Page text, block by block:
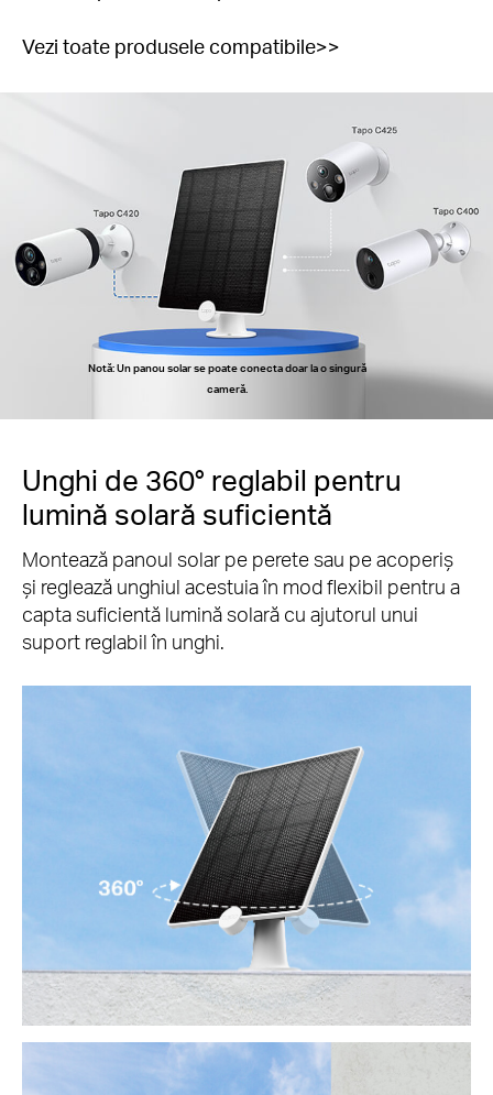
Vezi toate produsele compatibile>>
Notă: Un panou solar se poate conecta doar la o singură
cameră.
Unghi de 360° reglabil pentru
lumină solară suficientă
Montează panoul solar pe perete sau pe acoperiș
și reglează unghiul acestuia în mod flexibil pentru a
capta suficientă lumină solară cu ajutorul unui
suport reglabil în unghi.